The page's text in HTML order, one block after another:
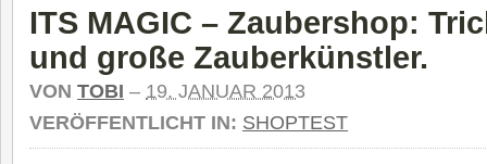
ITS MAGIC – Zaubershop:
und große Zauberkünstler.
VON TOBI – 19. JANUAR 2013
VERÖFFENTLICHT IN: SHOPTEST